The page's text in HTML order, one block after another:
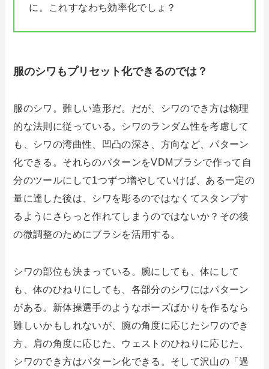
に。これすなわち効率化でしょ？
服のシワもプリセット化できるのでは？
服のシワ。難しい造形だ。だが、シワのでき方は物理
的な法則に従っている。シワのランダム性を考慮して
も、シワの湾曲性、凹凸の深さ、方向など、パターン
化できる。それらのパターンをVDMブラシで作って自
分のツールにして1つずつ増やしていけば、ある一定の
量に達した後は、シワを彫るのではなくてスタンプす
るようにさらっと作れてしまうのではないか？その後
の微調整のためにブラシを活用する。
シワの部位も決まっている。腕にしても、体にして
も、体のひねりにしても、各部分のシワにはパターン
がある。新体操選手のようなポーズばかりを作るなら
難しいかもしれないが、腕の角度に応じたシワのでき
方、肩の角度に応じた、ウェストのひねりに応じた、
シワのでき方はパターン化できる。そして沢山の「過